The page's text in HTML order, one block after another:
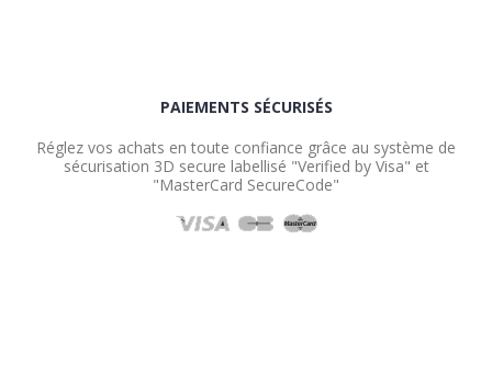
PAIEMENTS SÉCURISÉS
Réglez vos achats en toute confiance grâce au système de
sécurisation 3D secure labellisé "Verified by Visa" et
"MasterCard SecureCode"